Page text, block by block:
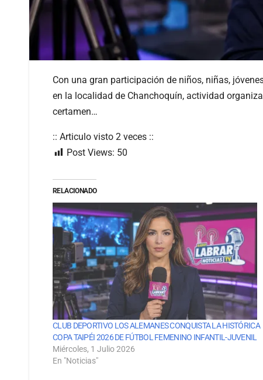
Con una gran participación de niños, niñas,
en la localidad de Chanchoquín, actividad
certamen…
:: Articulo visto 2 veces ::
Post Views: 50
RELACIONADO
CLUB DEPORTIVO LOS ALEMANES CONQUISTA LA HISTÓRICA
COPA TAIPÉI 2026 DE FÚTBOL FEMENINO INFANTIL-JUVENIL
Miércoles, 1 Julio 2026
En "Noticias"